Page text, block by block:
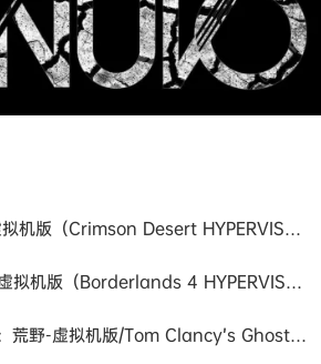
红色沙漠-虚拟机版（Crimson Desert HYPERVISOR）免安装中文版
无主之地4-虚拟机版（Borderlands 4 HYPERVISOR）免安装中文版
《幽灵行动：荒野-虚拟机版/Tom Clancy’s Ghost Recon Wildlands HYPERVISOR》免安装中文版